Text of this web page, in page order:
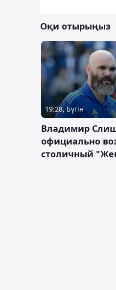
Оқи отырыңыз
19:28, Бүгін
Владимир
официально
столичный